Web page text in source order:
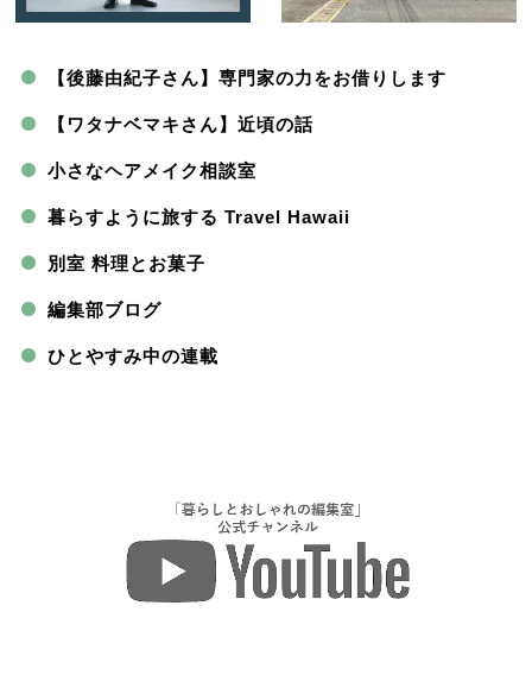
【後藤由紀子さん】専門家の力をお借りします
【ワタナベマキさん】近頃の話
小さなヘアメイク相談室
暮らすように旅する Travel Hawaii
別室 料理とお菓子
編集部ブログ
ひとやすみ中の連載